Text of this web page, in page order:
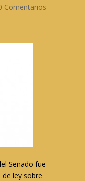
Comentarios
Senado fue
ley sobre